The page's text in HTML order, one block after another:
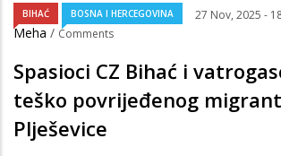
BIHAĆ BOSNA I HERCEGOVINA 27 Nov, 2025 -
Meha / Comments
Spasioci CZ Bihać i
teško povrijeđenog
Plješevice